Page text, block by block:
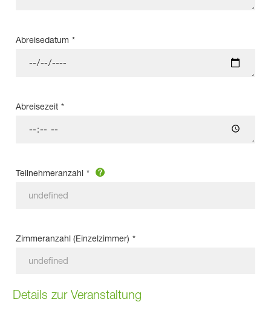
Abreisedatum *
Abreisezeit *
Teilnehmeranzahl *
Zimmeranzahl (Einzelzimmer) *
Details zur Veranstaltung